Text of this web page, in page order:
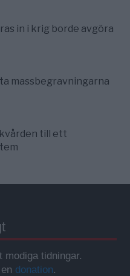
in i krig borde avgöra
massbegravningarna
till ett
tidningar.
donation.